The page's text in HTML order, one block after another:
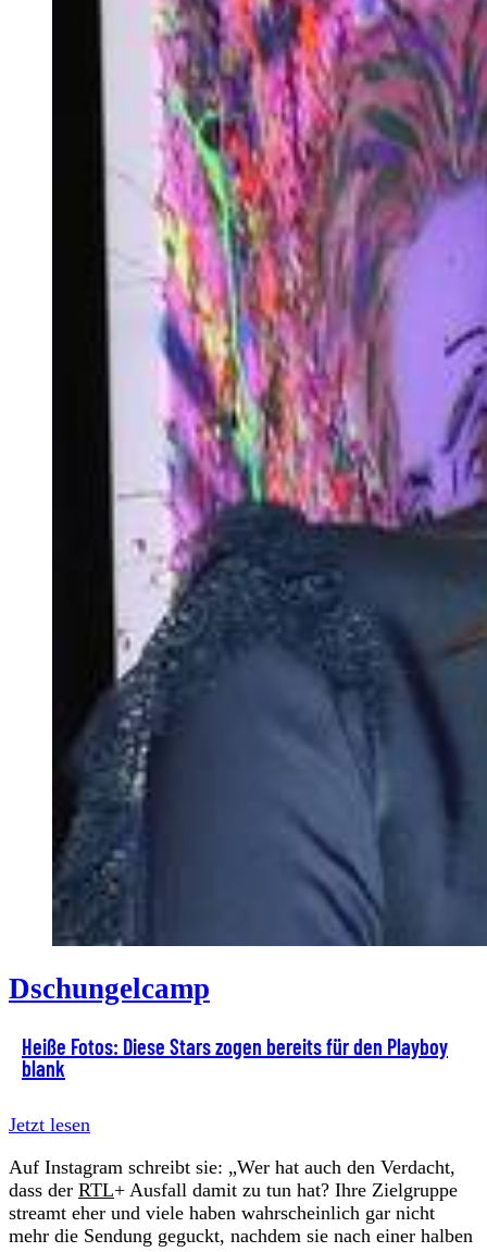
Dschungelcamp
Heiße Fotos: Diese Stars zogen bereits für den Playboy
blank
Jetzt lesen
Auf Instagram schreibt sie: „Wer hat auch den Verdacht,
dass der RTL+ Ausfall damit zu tun hat? Ihre Zielgruppe
streamt eher und viele haben wahrscheinlich gar nicht
mehr die Sendung geguckt, nachdem sie nach einer halben